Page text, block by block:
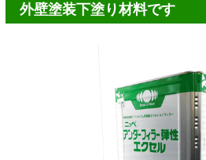
外壁塗装下塗り材料です